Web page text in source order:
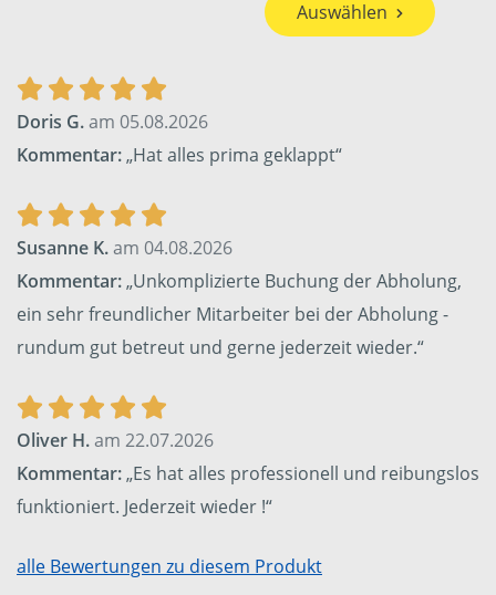
Auswählen
Doris G.am 05.08.2026
Kommentar:„Hat alles prima geklappt“
Susanne K.am 04.08.2026
Kommentar:„Unkomplizierte Buchung der Abholung,
ein sehr freundlicher Mitarbeiter bei der Abholung -
rundum gut betreut und gerne jederzeit wieder.“
Oliver H.am 22.07.2026
Kommentar:„Es hat alles professionell und reibungslos
funktioniert. Jederzeit wieder !“
alle Bewertungen zu diesem Produkt